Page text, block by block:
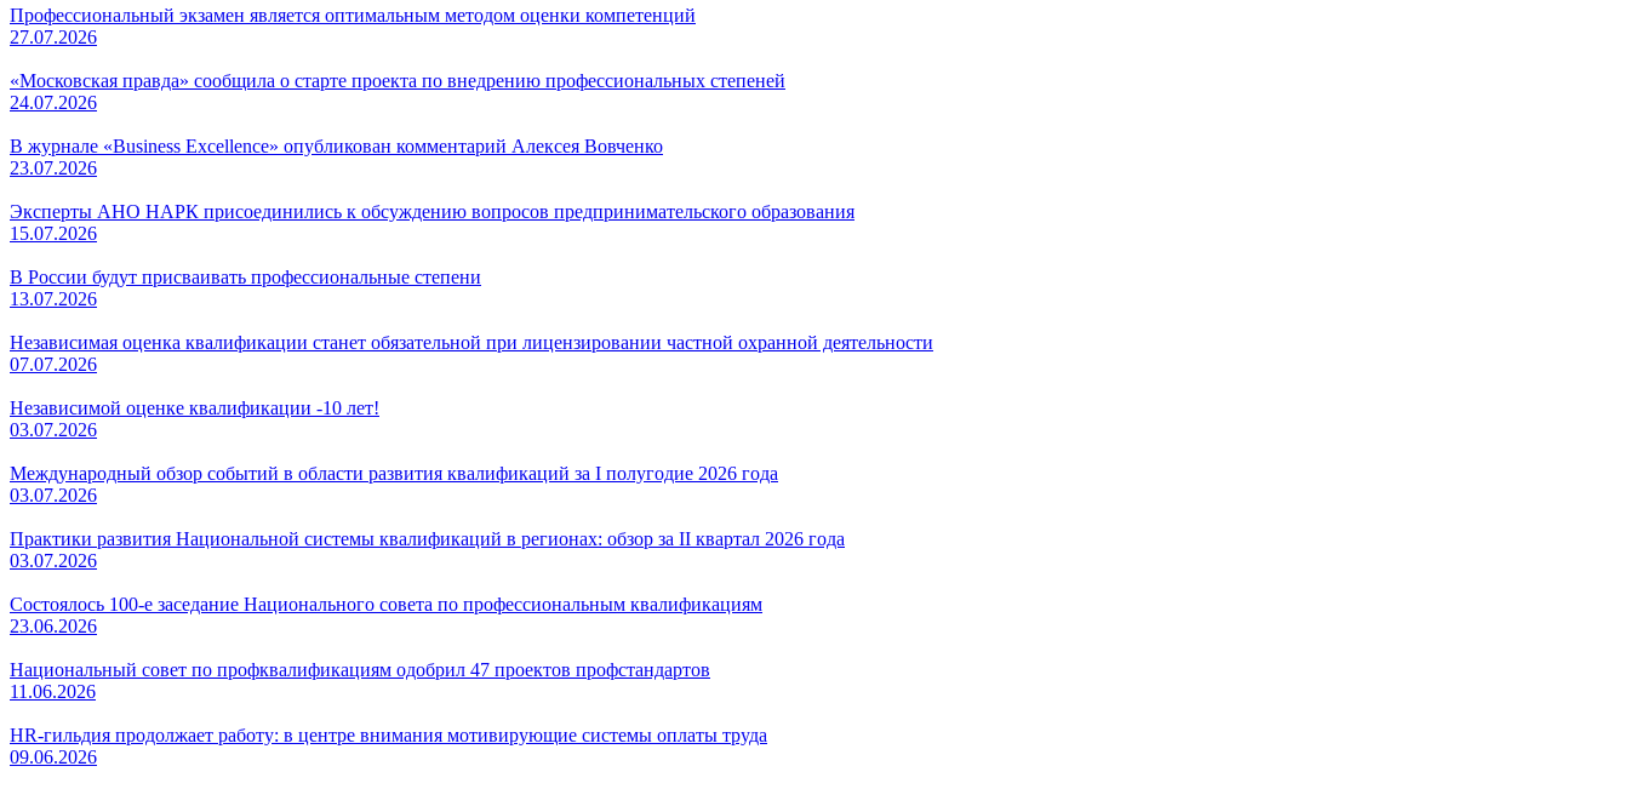
Профессиональный экзамен является оптимальным методом оценки компетенций
27.07.2026
«Московская правда» сообщила о старте проекта по внедрению профессиональных степеней
24.07.2026
В журнале «Business Excellence» опубликован комментарий Алексея Вовченко
23.07.2026
Эксперты АНО НАРК присоединились к обсуждению вопросов предпринимательского образования
15.07.2026
В России будут присваивать профессиональные степени
13.07.2026
Независимая оценка квалификации станет обязательной при лицензировании частной охранной деятельности
07.07.2026
Независимой оценке квалификации -10 лет!
03.07.2026
Международный обзор событий в области развития квалификаций за I полугодие 2026 года
03.07.2026
Практики развития Национальной системы квалификаций в регионах: обзор за II квартал 2026 года
03.07.2026
Состоялось 100-е заседание Национального совета по профессиональным квалификациям
23.06.2026
Национальный совет по профквалификациям одобрил 47 проектов профстандартов
11.06.2026
HR-гильдия продолжает работу: в центре внимания мотивирующие системы оплаты труда
09.06.2026